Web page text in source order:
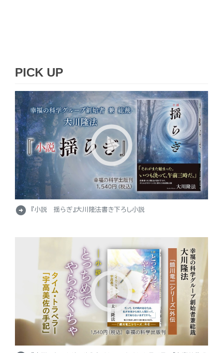
PICK UP
arrow_circle_right 『小説 揺らぎ』大川隆法書き下ろし小説